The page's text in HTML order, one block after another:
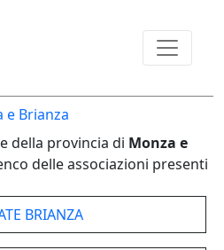
e Brianza
della provincia di Monza e
delle associazioni presenti
BRIANZA